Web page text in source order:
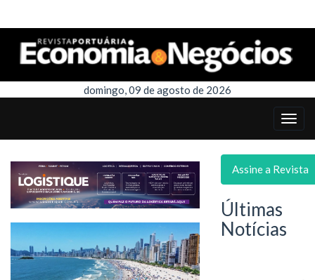
domingo, 09 de agosto de 2026
Assine a Revista
Últimas
Notícias